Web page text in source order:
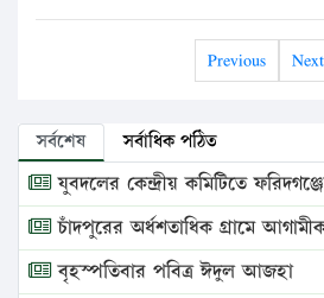
Previous Next
সর্বশেষ সর্বাধিক পঠিত
যুবদলের কেন্দ্রীয় কমিটিতে
চাঁদপুরের অর্ধশতাধিক গ্রামে
বৃহস্পতিবার পবিত্র ঈদুল আজহা